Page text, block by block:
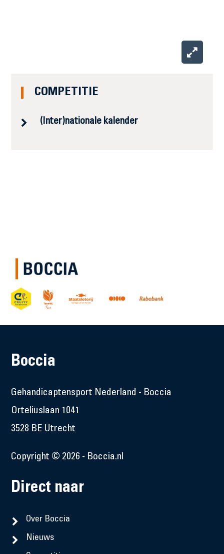
COMPETITIE
(Inter)nationale kalender
Boccia
Gehandicaptensport Nederland - Boccia
Orteliuslaan 1041
3528 BE Utrecht
Copyright © 2026 - Boccia.nl
Direct naar
Over Boccia
Nieuws